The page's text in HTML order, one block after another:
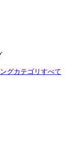
グカテゴリすべて